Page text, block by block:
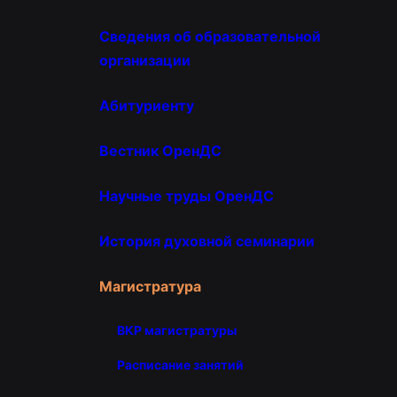
Сведения об образовательной
организации
Абитуриенту
Вестник ОренДС
Научные труды ОренДС
История духовной семинарии
Магистратура
ВКР магистратуры
Расписание занятий